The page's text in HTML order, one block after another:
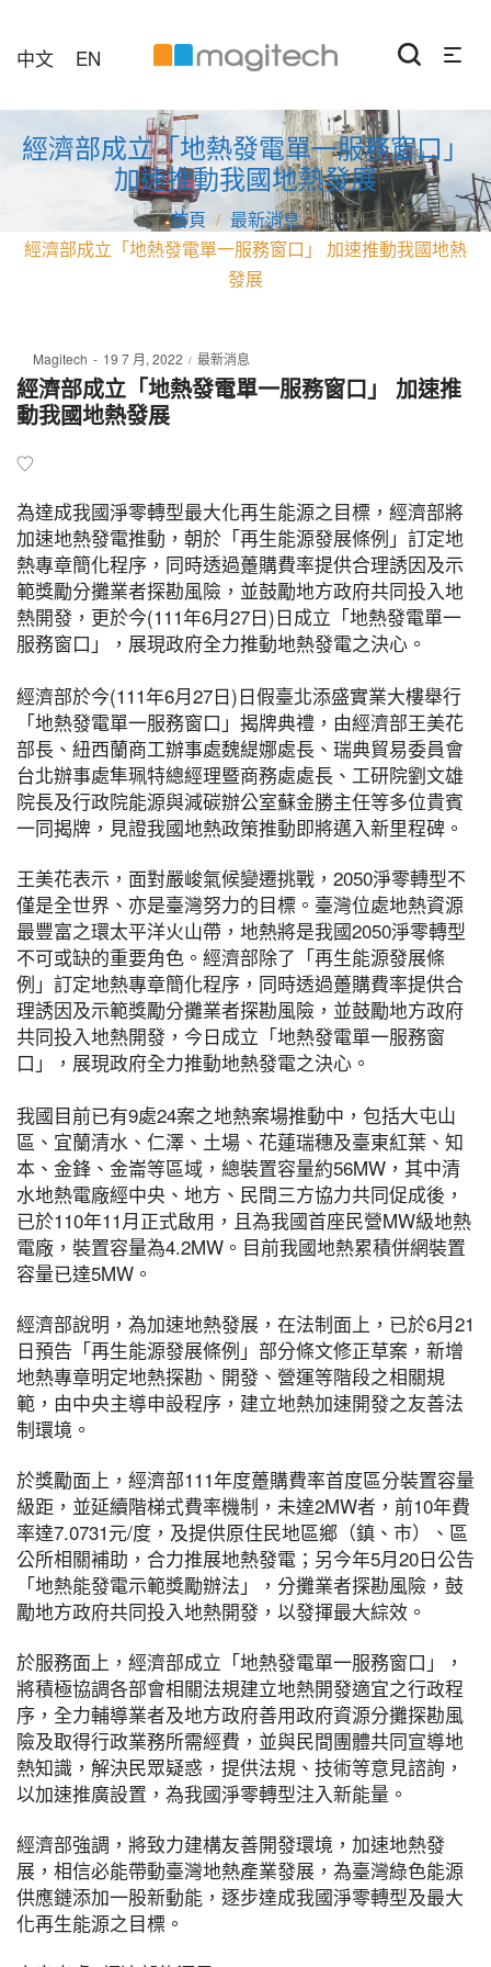
中文 EN
經濟部成立「地熱發電單一服務窗口」
加速推動我國地熱發展
/ 最新消息 /
經濟部成立「地熱發電單一服務窗口」 加速推動我國地熱
發展
Magitech
Posted
on
19 7 月, 2022
Posted
in
最新消息
經濟部成立「地熱發電單一服務窗口」 加速推
動我國地熱發展
為達成我國淨零轉型最大化再生能源之目標，經濟部將
加速地熱發電推動，朝於「再生能源發展條例」訂定地
熱專章簡化程序，同時透過躉購費率提供合理誘因及示
範獎勵分攤業者探勘風險，並鼓勵地方政府共同投入地
熱開發，更於今(111年6月27日)日成立「地熱發電單一
服務窗口」，展現政府全力推動地熱發電之決心。
經濟部於今(111年6月27日)日假臺北添盛實業大樓舉行
「地熱發電單一服務窗口」揭牌典禮，由經濟部王美花
部長、紐西蘭商工辦事處魏緹娜處長、瑞典貿易委員會
台北辦事處隼珮特總經理暨商務處處長、工研院劉文雄
院長及行政院能源與減碳辦公室蘇金勝主任等多位貴賓
一同揭牌，見證我國地熱政策推動即將邁入新里程碑。
王美花表示，面對嚴峻氣候變遷挑戰，2050淨零轉型不
僅是全世界、亦是臺灣努力的目標。臺灣位處地熱資源
最豐富之環太平洋火山帶，地熱將是我國2050淨零轉型
不可或缺的重要角色。經濟部除了「再生能源發展條
例」訂定地熱專章簡化程序，同時透過躉購費率提供合
理誘因及示範獎勵分攤業者探勘風險，並鼓勵地方政府
共同投入地熱開發，今日成立「地熱發電單一服務窗
口」，展現政府全力推動地熱發電之決心。
我國目前已有9處24案之地熱案場推動中，包括大屯山
區、宜蘭清水、仁澤、土場、花蓮瑞穗及臺東紅葉、知
本、金鋒、金崙等區域，總裝置容量約56MW，其中清
水地熱電廠經中央、地方、民間三方協力共同促成後，
已於110年11月正式啟用，且為我國首座民營MW級地熱
電廠，裝置容量為4.2MW。目前我國地熱累積併網裝置
容量已達5MW。
經濟部說明，為加速地熱發展，在法制面上，已於6月21
日預告「再生能源發展條例」部分條文修正草案，新增
地熱專章明定地熱探勘、開發、營運等階段之相關規
範，由中央主導申設程序，建立地熱加速開發之友善法
制環境。
於獎勵面上，經濟部111年度躉購費率首度區分裝置容量
級距，並延續階梯式費率機制，未達2MW者，前10年費
率達7.0731元/度，及提供原住民地區鄉（鎮、市）、區
公所相關補助，合力推展地熱發電；另今年5月20日公告
「地熱能發電示範獎勵辦法」，分攤業者探勘風險，鼓
勵地方政府共同投入地熱開發，以發揮最大綜效。
於服務面上，經濟部成立「地熱發電單一服務窗口」，
將積極協調各部會相關法規建立地熱開發適宜之行政程
序，全力輔導業者及地方政府善用政府資源分攤探勘風
險及取得行政業務所需經費，並與民間團體共同宣導地
熱知識，解決民眾疑惑，提供法規、技術等意見諮詢，
以加速推廣設置，為我國淨零轉型注入新能量。
經濟部強調，將致力建構友善開發環境，加速地熱發
展，相信必能帶動臺灣地熱產業發展，為臺灣綠色能源
供應鏈添加一股新動能，逐步達成我國淨零轉型及最大
化再生能源之目標。